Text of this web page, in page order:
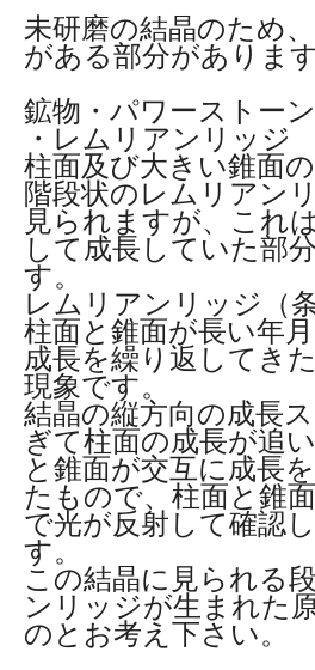
未研磨の結晶のため
がある部分があります
鉱物・パワーストー
・レムリアンリッジ
柱面及び大きい錐面
階段状のレムリアン
見られますが、これ
して成長していた部
す。
レムリアンリッジ（
柱面と錐面が長い年
成長を繰り返してき
現象です。
結晶の縦方向の成長
ぎて柱面の成長が追
と錐面が交互に成長
たもので、柱面と錐
で光が反射して確認
す。
この結晶に見られる
ンリッジが生まれた
のとお考え下さい。